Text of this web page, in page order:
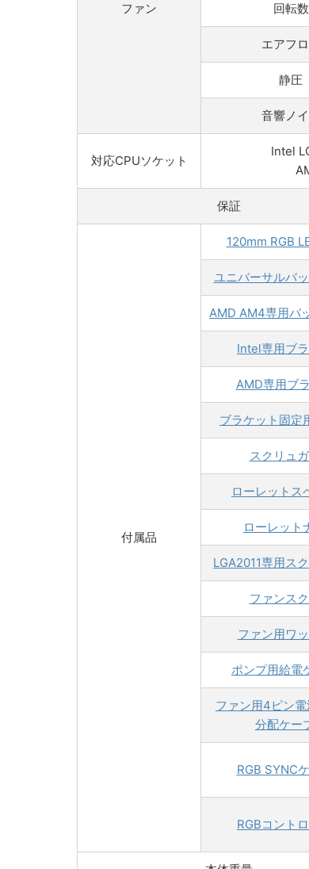
ファン 回転数
エアフ
静圧
音響ノ
対応CPUソケット
Intel
保証
付属品
120mm RGB
ユニバーサルバ
AMD AM4専用バ
Intel専用ブ
AMD専用ブ
ブラケット固定
スクリュ
ローレットス
ローレット
LGA2011専用ス
ファンス
ファン用ワ
ポンプ用給電
ファン用4ピン
分配ケー
RGB SYNC
RGBコント